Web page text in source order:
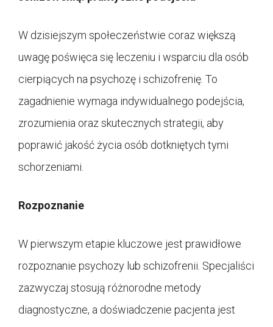
W dzisiejszym społeczeństwie coraz większą
uwagę poświęca się leczeniu i wsparciu dla osób
cierpiących na psychozę i schizofrenię. To
zagadnienie wymaga indywidualnego podejścia,
zrozumienia oraz skutecznych strategii, aby
poprawić jakość życia osób dotkniętych tymi
schorzeniami.
Rozpoznanie
W pierwszym etapie kluczowe jest prawidłowe
rozpoznanie psychozy lub schizofrenii. Specjaliści
zazwyczaj stosują różnorodne metody
diagnostyczne, a doświadczenie pacjenta jest